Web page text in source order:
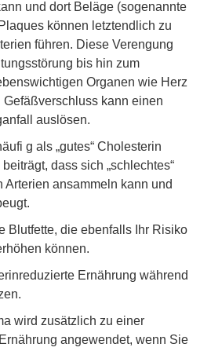
und dort Beläge (sogenannte
können letztendlich zu
führen. Diese Verengung
bis hin zum
Organen wie Herz
kann einen
auslösen.
g als „gutes“ Cholesterin
dass sich „schlechtes“
ansammeln kann und
Blutfette, die ebenfalls Ihr Risiko
können.
Ernährung während
wird zusätzlich zu einer
angewendet, wenn Sie